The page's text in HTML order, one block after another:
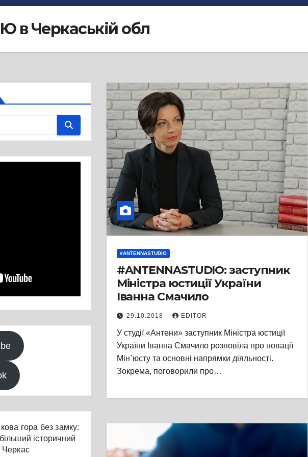
в Черкаській обл
гора без замку:
історичний
Черкас
#ANTENNASTUDIO
#ANTENNASTUDIO: заступник
Міністра юстиції України
Іванна Смачило
29.10.2018 EDITOR
У студії «Антени» заступник Міністра юстиції
України Іванна Смачило розповіла про новації
Мін᾽юсту та основні напрямки діяльності.
Зокрема, поговорили про…